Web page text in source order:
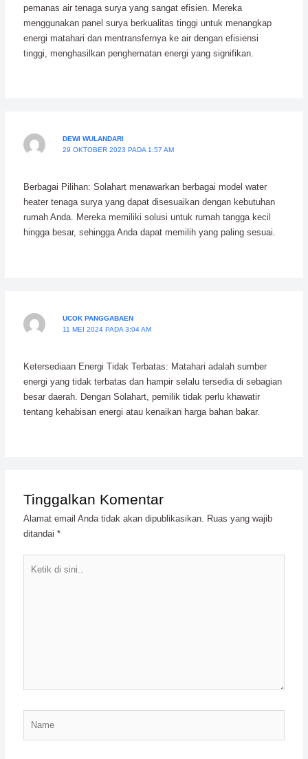
pemanas air tenaga surya yang sangat efisien. Mereka
menggunakan panel surya berkualitas tinggi untuk menangkap
energi matahari dan mentransfernya ke air dengan efisiensi
tinggi, menghasilkan penghematan energi yang signifikan.
DEWI WULANDARI
29 OKTOBER 2023 PADA 1:57 AM
Berbagai Pilihan: Solahart menawarkan berbagai model water
heater tenaga surya yang dapat disesuaikan dengan kebutuhan
rumah Anda. Mereka memiliki solusi untuk rumah tangga kecil
hingga besar, sehingga Anda dapat memilih yang paling sesuai.
UCOK PANGGABAEN
11 MEI 2024 PADA 3:04 AM
Ketersediaan Energi Tidak Terbatas: Matahari adalah sumber
energi yang tidak terbatas dan hampir selalu tersedia di sebagian
besar daerah. Dengan Solahart, pemilik tidak perlu khawatir
tentang kehabisan energi atau kenaikan harga bahan bakar.
Tinggalkan Komentar
Alamat email Anda tidak akan dipublikasikan.
Ruas yang wajib
ditandai*